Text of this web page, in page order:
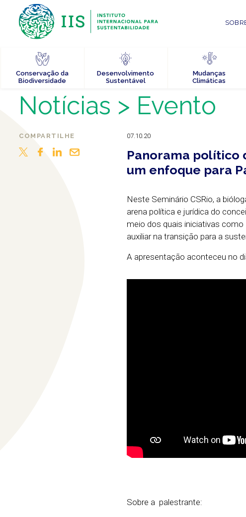
Conservação da
Biodiversidade
Desenvolvimento
Sustentável
Mudanças
Climáticas
Notícias > Evento
COMPARTILHE 07.10.20
Panorama político
um enfoque para
Neste Seminário CSRio, a
arena política e jurídica do
meio dos quais iniciativas
auxiliar na transição para a
A apresentação aconteceu no
Sobre a palestrante: